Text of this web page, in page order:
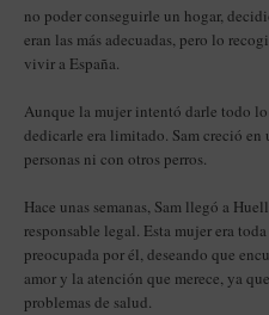
no poder conseguirle un hogar,
eran las más adecuadas, pero lo
vivir a España.
Aunque la mujer intentó darle todo
dedicarle era limitado. Sam creció
personas ni con otros perros.
Hace unas semanas, Sam llegó a
responsable legal. Esta mujer era
preocupada por él, deseando que
amor y la atención que merece, ya
problemas de salud.